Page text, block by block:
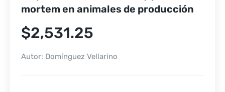
mortem en animales de producción
$2,531.25
Autor: Domínguez Vellarino